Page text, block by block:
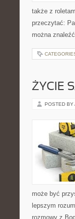
także z
przeczytać:
można
ŻYCIE
POSTED BY
może być
lepszym
rozmowy z